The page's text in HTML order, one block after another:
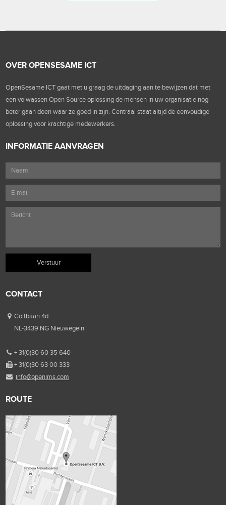
OVER OPENSESAME ICT
OpenSesame ICT gaat met u graag de uitdaging aan te bewijzen dat met
een volwassen Open Source oplossing de mensen in uw organisatie nog
beter gaan doen waar ze goed in zijn. Centraal staat altijd de eenvoudige
oplossing voor krachtige medewerkers.
INFORMATIE AANVRAGEN
CONTACT
Coltbaan 4d
NL-3439 NG Nieuwegein
+ 31(0)30 60 35 640
+ 31(0)30 63 00 333
info@openims.com
ROUTE